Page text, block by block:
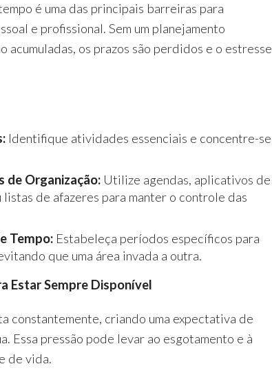
é uma das principais barreiras para
e profissional. Sem um planejamento
acumuladas, os prazos são perdidos e o estresse
Identifique atividades essenciais e concentre-se
de Organização: Utilize agendas, aplicativos de
de afazeres para manter o controle das
Tempo: Estabeleça períodos específicos para
que uma área invada a outra.
Estar Sempre Disponível
constantemente, criando uma expectativa de
Essa pressão pode levar ao esgotamento e à
de vida.